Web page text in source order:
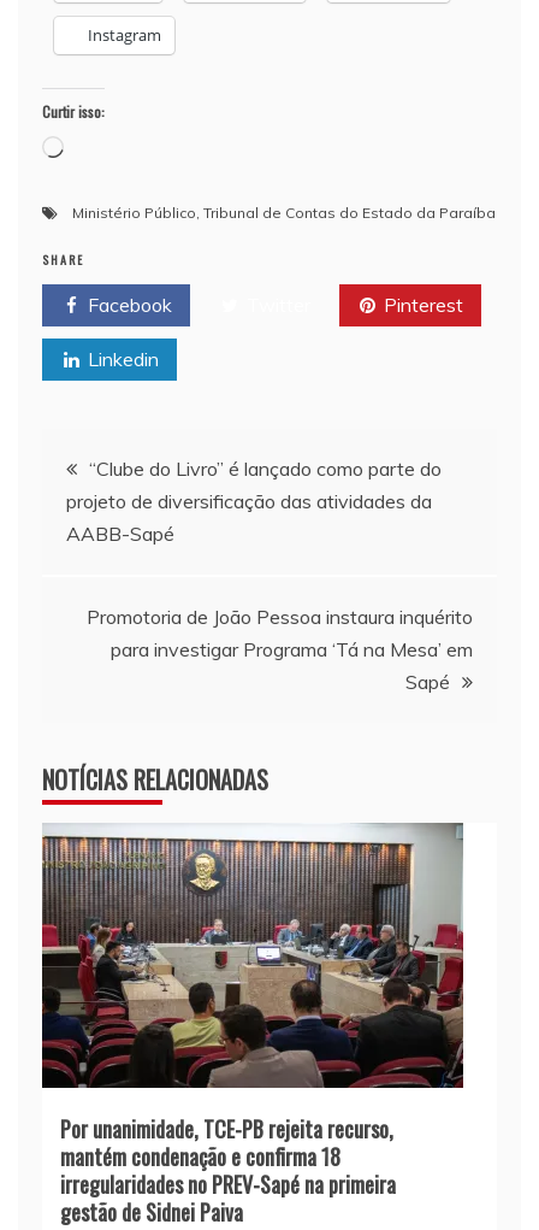
Instagram
Curtir isso:
Carregando...
Ministério Público, Tribunal de Contas do Estado da Paraíba
SHARE
Facebook Pinterest
Linkedin
Navegação de Post
“Clube do Livro” é lançado como parte do
projeto de diversificação das atividades da
AABB-Sapé
Promotoria de João Pessoa instaura inquérito
para investigar Programa ‘Tá na Mesa’ em
Sapé
NOTÍCIAS RELACIONADAS
Por unanimidade, TCE-PB rejeita recurso,
mantém condenação e confirma 18
irregularidades no PREV-Sapé na primeira
gestão de Sidnei Paiva